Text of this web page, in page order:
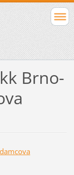
Brno-